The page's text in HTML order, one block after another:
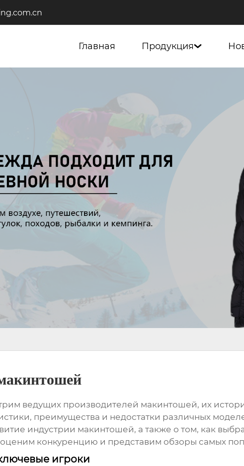
Главная Продукция
ведущих производителей макинтошей, их
преимущества и недостатки различных
индустрии макинтошей, а также о том, как
конкуренцию и представим обзоры самых
игроки